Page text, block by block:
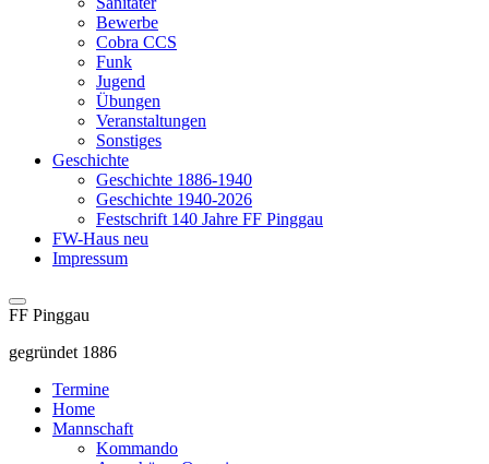
Bewerbe
Cobra CCS
Funk
Jugend
Übungen
Veranstaltungen
Sonstiges
Geschichte
Geschichte 1886-1940
Geschichte 1940-2026
Festschrift 140 Jahre FF Pinggau
FW-Haus neu
Impressum
FF Pinggau
gegründet 1886
Termine
Home
Mannschaft
Kommando